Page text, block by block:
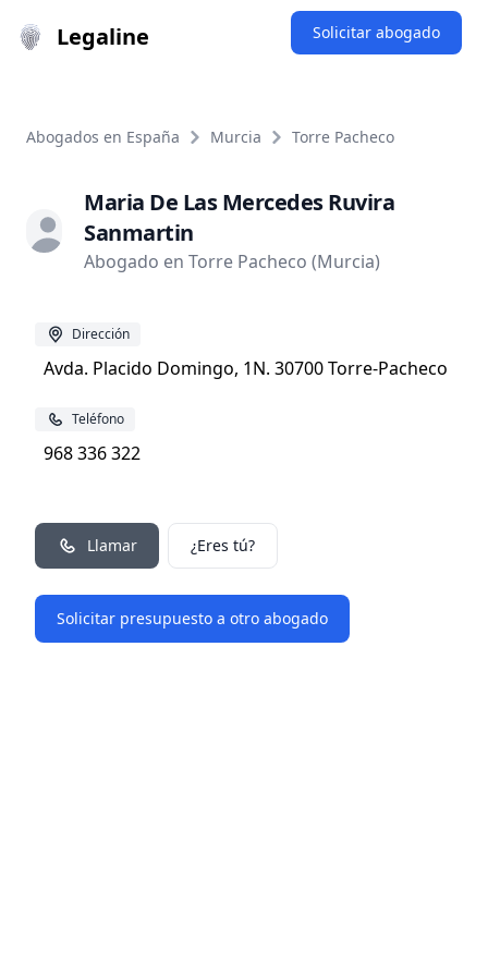
Legaline Solicitar abogado
Abogados en España Murcia Torre Pacheco
Maria De Las Mercedes Ruvira
Sanmartin
Abogado en Torre Pacheco (Murcia)
Dirección
Avda. Placido Domingo, 1N. 30700 Torre-Pacheco
Teléfono
968 336 322
Llamar ¿Eres tú?
Solicitar presupuesto a otro abogado